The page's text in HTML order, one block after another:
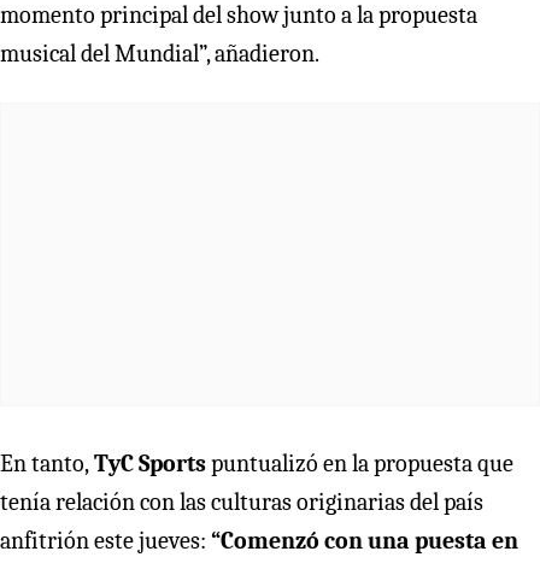
momento principal del show junto a la propuesta
musical del Mundial”, añadieron.
En tanto,TyC Sportspuntualizó en la propuesta que
tenía relación con las culturas originarias del país
anfitrión este jueves: “Comenzó con una puesta en